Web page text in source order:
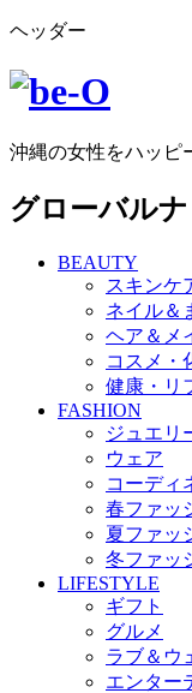
ヘッダー
沖縄の女性をハッピ
グローバル
BEAUTY
スキンケ
ネイル＆
ヘア＆メ
コスメ・
健康・リ
FASHION
ジュエリ
ウェア
コーディ
春ファッ
夏ファッ
冬ファッ
LIFESTYLE
ギフト
グルメ
ラブ＆ウ
エンター